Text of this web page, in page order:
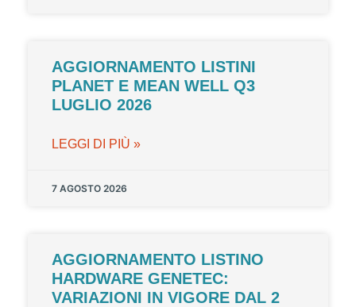
AGGIORNAMENTO LISTINI
PLANET E MEAN WELL Q3
LUGLIO 2026
LEGGI DI PIÙ »
7 AGOSTO 2026
AGGIORNAMENTO LISTINO
HARDWARE GENETEC:
VARIAZIONI IN VIGORE DAL 2